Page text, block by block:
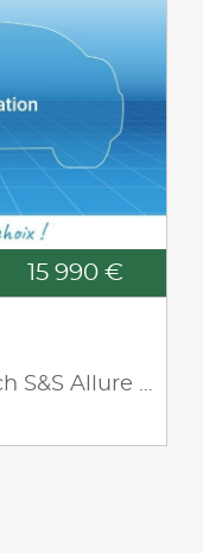
15 990 €
II Ph1 NG 1.2 PureTech 130ch S&S Allure Pack